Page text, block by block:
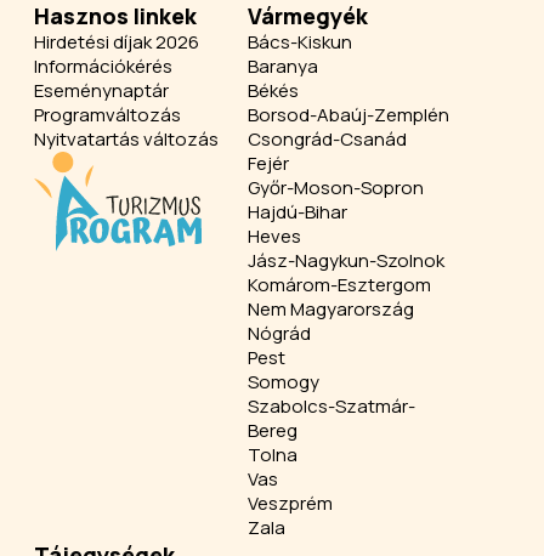
Hasznos linkek
Hirdetési díjak 2026
Információkérés
Eseménynaptár
Programváltozás
Nyitvatartás változás
Vármegyék
Bács-Kiskun
Baranya
Békés
Borsod-Abaúj-Zemplén
Csongrád-Csanád
Fejér
Győr-Moson-Sopron
Hajdú-Bihar
Heves
Jász-Nagykun-Szolnok
Komárom-Esztergom
Nem Magyarország
Nógrád
Pest
Somogy
Szabolcs-Szatmár-
Bereg
Tolna
Vas
Veszprém
Zala